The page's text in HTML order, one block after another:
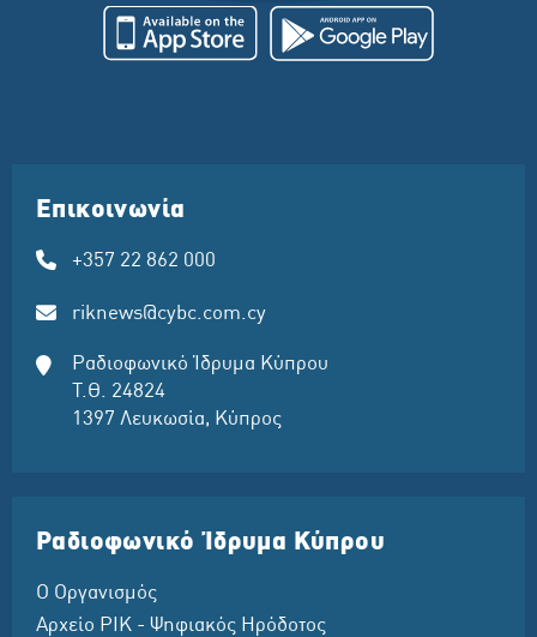
Επικοινωνία
+357 22 862 000
riknews@cybc.com.cy
Ραδιοφωνικό Ίδρυμα Κύπρου
Τ.Θ. 24824
1397 Λευκωσία, Κύπρος
Ραδιοφωνικό Ίδρυμα Κύπρου
Ο Οργανισμός
Αρχείο ΡΙΚ - Ψηφιακός Ηρόδοτος